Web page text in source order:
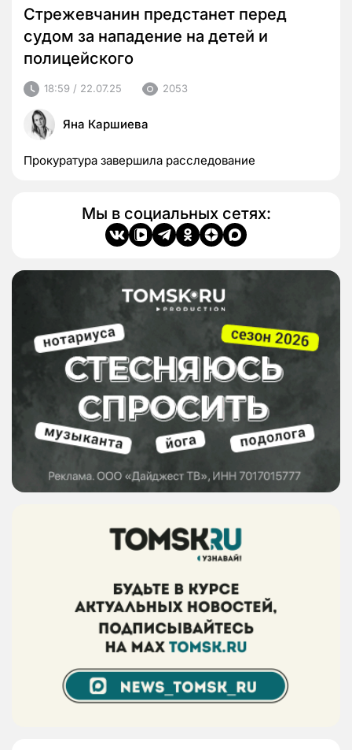
Стрежевчанин предстанет перед
судом за нападение на детей и
полицейского
18:59 / 22.07.25 2053
Яна Каршиева
Прокуратура завершила расследование
Мы в социальных сетях: